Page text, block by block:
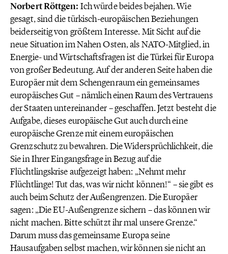
Norbert Röttgen: Ich würde beides bejahen. Wie
gesagt, sind die türkisch-europäischen Beziehungen
beiderseitig von größtem Interesse. Mit Sicht auf die
neue Situation im Nahen Osten, als NATO-Mitglied, in
Energie- und Wirtschaftsfragen ist die Türkei für Europa
von großer Bedeutung. Auf der anderen Seite haben die
Europäer mit dem Schengenraum ein gemeinsames
europäisches Gut – nämlich einen Raum des Vertrauens
der Staaten untereinander – geschaffen. Jetzt besteht die
Aufgabe, dieses europäische Gut auch durch eine
europäische Grenze mit einem europäischen
Grenzschutz zu bewahren. Die Widersprüchlichkeit, die
Sie in Ihrer Eingangsfrage in Bezug auf die
Flüchtlingskrise aufgezeigt haben: „Nehmt mehr
Flüchtlinge! Tut das, was wir nicht können!“ – sie gibt es
auch beim Schutz der Außengrenzen. Die Europäer
sagen: „Die EU-Außengrenze sichern – das können wir
nicht machen. Bitte schützt ihr mal unsere Grenze.“
Darum muss das gemeinsame Europa seine
Hausaufgaben selbst machen, wir können sie nicht an